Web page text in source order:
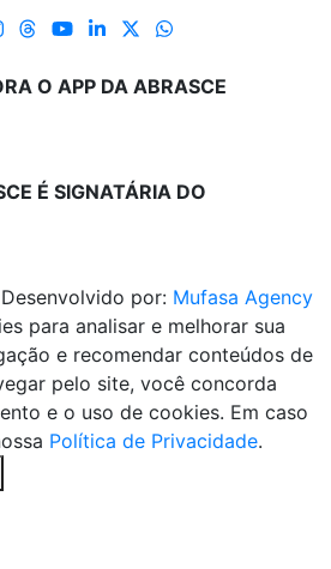
O APP DA ABRASCE
É SIGNATÁRIA DO
Desenvolvido por: Mufasa Agency
para analisar e melhorar sua
e recomendar conteúdos de
pelo site, você concorda
e o uso de cookies. Em caso
Política de Privacidade.